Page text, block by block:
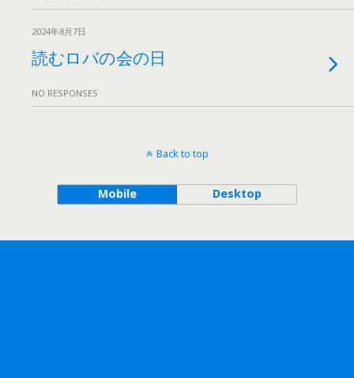
2024年8月7日
読むロバの会の日
NO RESPONSES
Back to top
Mobile Desktop